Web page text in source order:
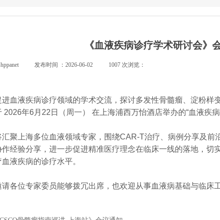
《血液疾病诊疗学术研讨会》
发布时间 ： 2026-06-02 1007 次浏览：
血液疾病诊疗领域的学术交流，探讨多发性骨髓瘤、淀粉样
2026年6月22日（周一） 在上海浦西万怡酒店举办的“血液疾
聚上海多位血液领域专家，围绕CAR-T治疗、病例分享及
经验分享，进一步促进精准医疗理念在临床一线的落地，切
液疾病的诊疗水平。
各位专家委员能够拨冗出席，也欢迎从事血液病基础与临床